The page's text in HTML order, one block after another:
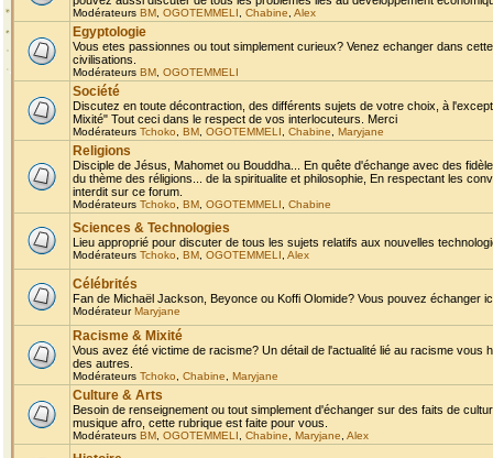
Modérateurs BM OGOTEMMELI Chabine Alex
Egyptologie
Vous etes passionnes ou tout simplement curieux? Venez echanger dans
civilisations.
Modérateurs BM OGOTEMMELI
Société
Discutez en toute décontraction, des différents sujets de votre choix, à
Mixité" Tout ceci dans le respect de vos interlocuteurs. Merci
Modérateurs Tchoko BM OGOTEMMELI Chabine Maryjane
Religions
Disciple de Jésus, Mahomet ou Bouddha... En quête d'échange avec des
du thème des réligions... de la spiritualite et philosophie, En respectant les
interdit sur ce forum.
Modérateurs Tchoko BM OGOTEMMELI Chabine
Sciences & Technologies
Lieu approprié pour discuter de tous les sujets relatifs aux nouvelles
Modérateurs Tchoko BM OGOTEMMELI Alex
Célébrités
Fan de Michaël Jackson, Beyonce ou Koffi Olomide? Vous pouvez échanger
ModérateurMaryjane
Racisme & Mixité
Vous avez été victime de racisme? Un détail de l'actualité lié au racisme
des autres.
Modérateurs Tchoko Chabine Maryjane
Culture & Arts
Besoin de renseignement ou tout simplement d'échanger sur des faits de
musique afro, cette rubrique est faite pour vous.
Modérateurs BM OGOTEMMELI Chabine Maryjane Alex